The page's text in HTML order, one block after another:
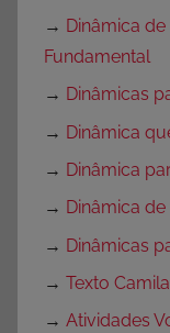
→ Dinâmica
Fundamental
→ Dinâmicas
→ Dinâmica
→ Dinâmica
→ Dinâmica
→ Dinâmicas
→ Texto
→ Atividades